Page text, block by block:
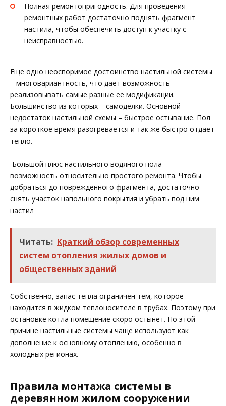
Полная ремонтопригодность. Для проведения
ремонтных работ достаточно поднять фрагмент
настила, чтобы обеспечить доступ к участку с
неисправностью.
Еще одно неоспоримое достоинство настильной системы
– многовариантность, что дает возможность
реализовывать самые разные ее модификации.
Большинство из которых – самоделки. Основной
недостаток настильной схемы – быстрое остывание. Пол
за короткое время разогревается и так же быстро отдает
тепло.
Большой плюс настильного водяного пола –
возможность относительно простого ремонта. Чтобы
добраться до поврежденного фрагмента, достаточно
снять участок напольного покрытия и убрать под ним
настил
Читать: Краткий обзор современных
систем отопления жилых домов и
общественных зданий
Собственно, запас тепла ограничен тем, которое
находится в жидком теплоносителе в трубах. Поэтому при
остановке котла помещение скоро остынет. По этой
причине настильные системы чаще используют как
дополнение к основному отоплению, особенно в
холодных регионах.
Правила монтажа системы в
деревянном жилом сооружении